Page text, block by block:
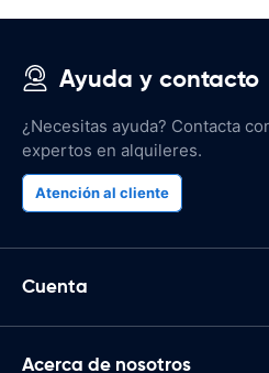
Ayuda y contacto
¿Necesitas ayuda? Contacta
expertos en alquileres.
Atención al cliente
Cuenta
Acerca de nosotros